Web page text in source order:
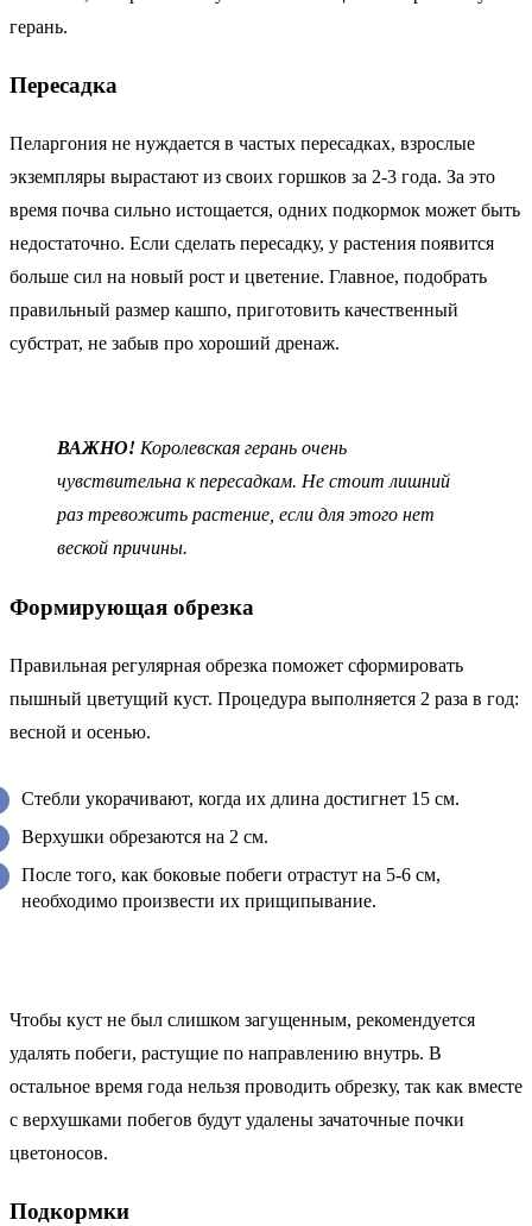
герань.
Пересадка
Пеларгония не нуждается в частых пересадках, взрослые
экземпляры вырастают из своих горшков за 2-3 года. За это
время почва сильно истощается, одних подкормок может быть
недостаточно. Если сделать пересадку, у растения появится
больше сил на новый рост и цветение. Главное, подобрать
правильный размер кашпо, приготовить качественный
субстрат, не забыв про хороший дренаж.
ВАЖНО! Королевская герань очень
чувствительна к пересадкам. Не стоит лишний
раз тревожить растение, если для этого нет
веской причины.
Формирующая обрезка
Правильная регулярная обрезка поможет сформировать
пышный цветущий куст. Процедура выполняется 2 раза в год:
весной и осенью.
Стебли укорачивают, когда их длина достигнет 15 см.
Верхушки обрезаются на 2 см.
После того, как боковые побеги отрастут на 5-6 см,
необходимо произвести их прищипывание.
Чтобы куст не был слишком загущенным, рекомендуется
удалять побеги, растущие по направлению внутрь. В
остальное время года нельзя проводить обрезку, так как вместе
с верхушками побегов будут удалены зачаточные почки
цветоносов.
Подкормки